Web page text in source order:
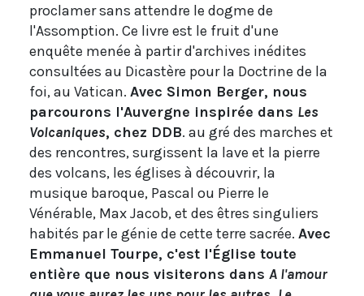
proclamer sans attendre le dogme de
l'Assomption. Ce livre est le fruit d'une
enquête menée à partir d'archives inédites
consultées au Dicastère pour la Doctrine de la
foi, au Vatican. Avec Simon Berger, nous
parcourons l'Auvergne inspirée dans Les
Volcaniques, chez DDB. au gré des marches et
des rencontres, surgissent la lave et la pierre
des volcans, les églises à découvrir, la
musique baroque, Pascal ou Pierre le
Vénérable, Max Jacob, et des êtres singuliers
habités par le génie de cette terre sacrée. Avec
Emmanuel Tourpe, c'est l'Église toute
entière que nous visiterons dans A l'amour